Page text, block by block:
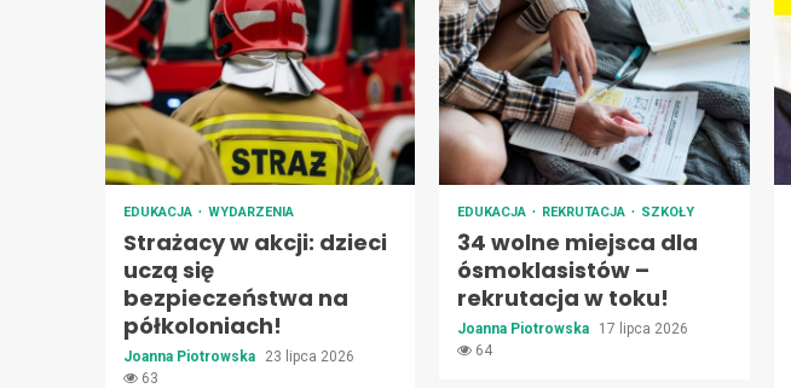
EDUKACJA WYDARZENIA
Strażacy w akcji: dzieci
uczą się
bezpieczeństwa na
półkoloniach!
Joanna Piotrowska
23 lipca 2026
63
EDUKACJA REKRUTACJA SZKOŁY
34 wolne miejsca dla
ósmoklasistów –
rekrutacja w toku!
Joanna Piotrowska
17 lipca 2026
64